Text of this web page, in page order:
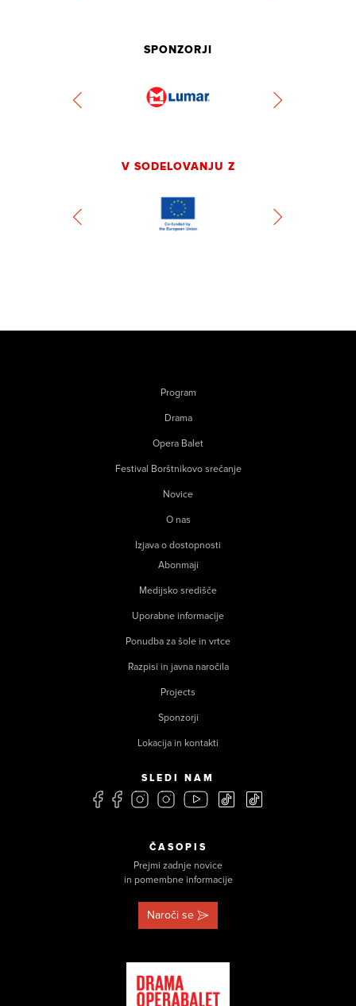
SPONZORJI
V SODELOVANJU Z
Program
Drama
Opera Balet
Festival Borštnikovo srečanje
Novice
O nas
Izjava o dostopnosti
Abonmaji
Medijsko središče
Uporabne informacije
Ponudba za šole in vrtce
Razpisi in javna naročila
Projects
Sponzorji
Lokacija in kontakti
SLEDI NAM
ČASOPIS
Prejmi zadnje novice
in pomembne informacije
Naroči se